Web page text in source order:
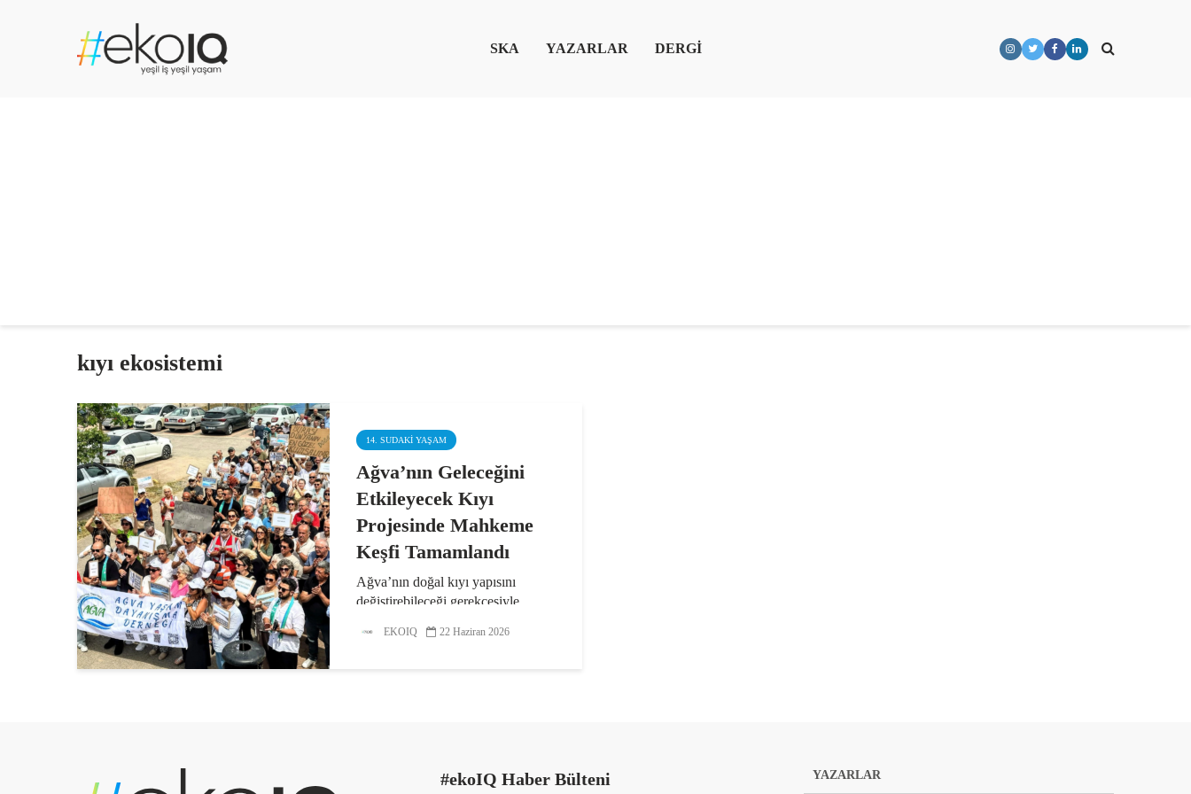
SKA YAZARLAR DERGİ
kıyı ekosistemi
14. SUDAKI YAŞAM
Ağva’nın Geleceğini
Etkileyecek Kıyı
Projesinde Mahkeme
Keşfi Tamamlandı
Ağva’nın doğal kıyı yapısını
değiştirebileceği gerekçesiyle
için mahkeme keşfi yapıldı. Keşfe
EKOIQ 22 Haziran 2026
#ekoIQ Haber Bülteni YAZARLAR